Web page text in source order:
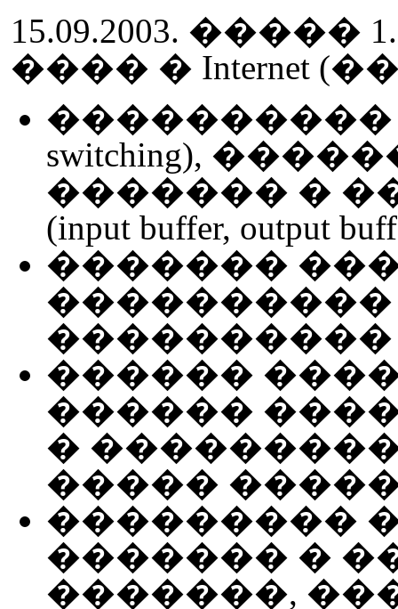
15.09.2003.
���� � Internet
����������
switching),
������� �
(input buffer, output
�������
����������
������
������
�
�����
���������
������� �
�������,